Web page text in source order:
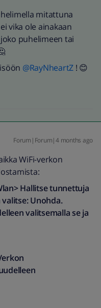
mitattuna
vika ole ainakaan
puhelimeen tai
@RayNheartZ ! 😊
Forum|Forum|4 months ago
WiFi-verkon
Hallitse tunnettuja
Unohda.
valitsemalla se ja